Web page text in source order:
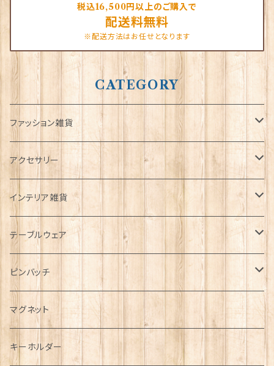
税込16,500円以上のご購入で
配送料無料
※配送方法はお任せとなります
CATEGORY
ファッション雑貨
タータンネクタイ
帽子
キャップ
ハンチング帽
キャスケット
ディアストーカー
Tシャツ
マフラー
タータン【Bronte by Moon】
タータン【Glencroft】
サッシュ
スカーフ
アクセサリー
ORTAK
ブローチ
ペンダント
チャーム
その他のアクセサリー
インテリア雑貨
インテリア置物
ラブスプーン
ラブスプーン【SION LLEWELLYN】
ラブスプーン【PAUL CURTIS】
ファブリック
テーブルウェア
ティータオル
ペーパーナプキン
ティーコジー
ピンバッチ
ジェネラルデザイン
乗り物
ミリタリー
マグネット
キーホルダー